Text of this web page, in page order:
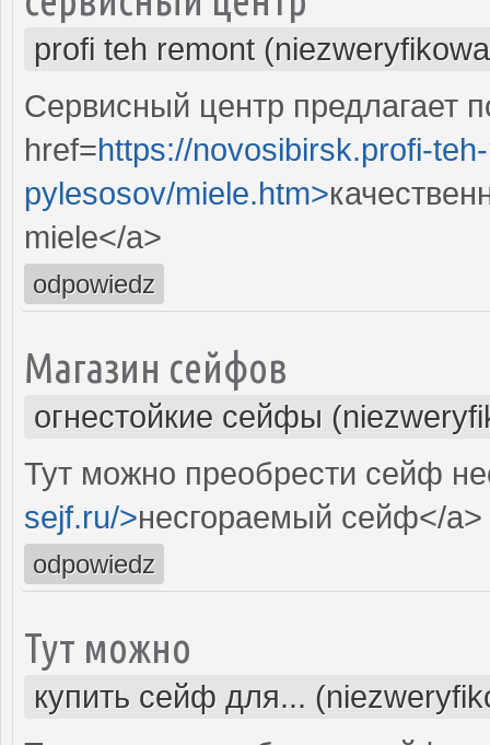
profi teh remont
Сервисный центр предлагает
href=https://novosibirsk.profi-
pylesosov/miele.htm>
miele</a>
odpowiedz
Магазин сейфов
огнестойкие сейфы
Тут можно преобрести сейф
sejf.ru/>несгораемый сейф</a>
odpowiedz
Тут можно
купить сейф для...